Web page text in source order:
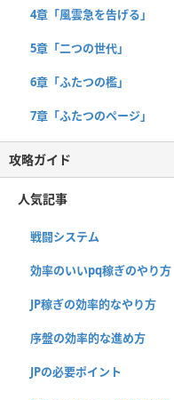
4章「風雲急を告げる」
5章「二つの世代」
6章「ふたつの檻」
7章「ふたつのページ」
攻略ガイド
人気記事
戦闘システム
効率のいいpq稼ぎのやり方
JP稼ぎの効率的なやり方
序盤の効率的な進め方
JPの必要ポイント